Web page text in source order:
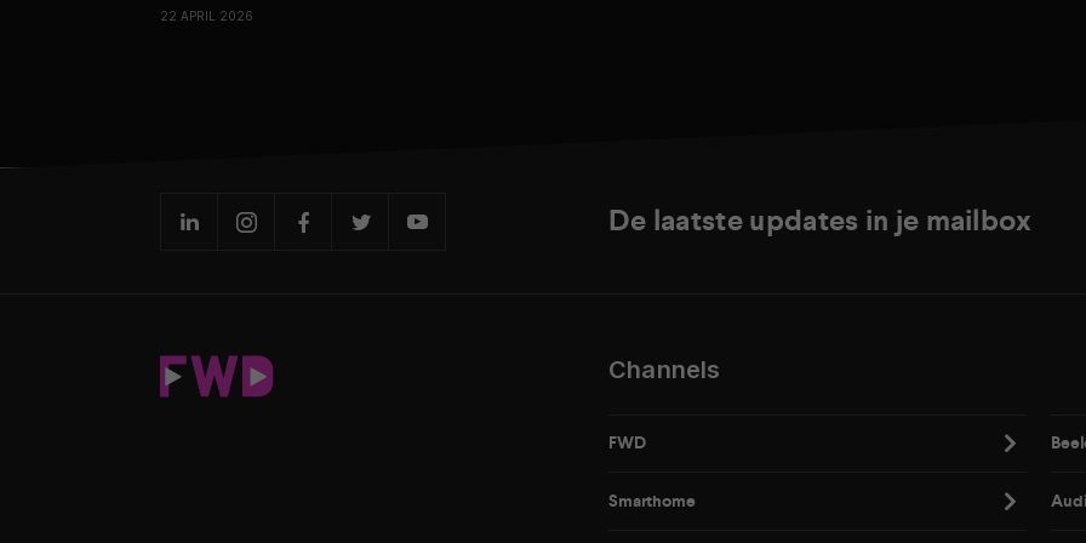
22 APRIL 2026
De laatste updates in je mailbox
Channels
FWD
Smarthome